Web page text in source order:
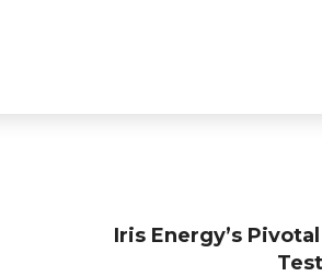
Iris Energy’s